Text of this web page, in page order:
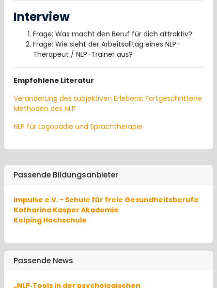
Interview
Frage: Was macht den Beruf für dich attraktiv?
Frage: Wie sieht der Arbeitsalltag eines NLP-
Therapeut / NLP-Trainer aus?
Empfohlene Literatur
Veränderung des subjektiven Erlebens: Fortgeschrittene
Methoden des NLP
NLP für Logopädie und Sprachtherapie
Passende Bildungsanbieter
Impulse e.V. - Schule für freie Gesundheitsberufe
Katharina Kasper Akademie
Kolping Hochschule
Passende News
„NLP‐Tools in der psychologischen